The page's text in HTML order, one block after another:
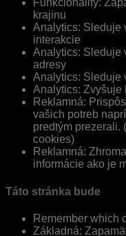
Funkcionality:
krajinu
Analytics: Sleduje
interakcie
Analytics: Sleduje
adresy
Analytics: Sleduje
Analytics: Zvyšuje
Reklamná:
vašich potreb
predtým prezerali.
cookies)
Reklamná:
informácie ako je
Táto stránka bude
Remember which
Základná: